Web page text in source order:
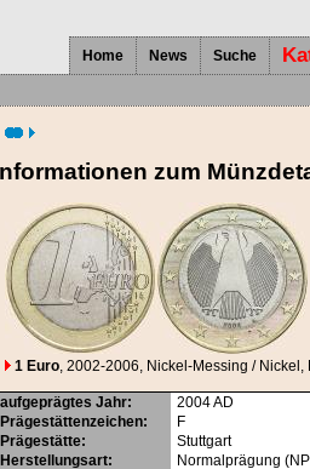
Home News Suche
zum
1 Euro, 2002-2006, Nickel-Messing / Nickel,
aufgeprägtes Jahr: 2004AD
Prägestättenzeichen:
F
Prägestätte:
Stuttgart
Herstellungsart:
Normalprägung